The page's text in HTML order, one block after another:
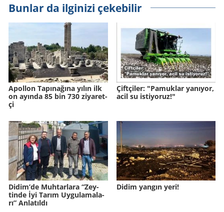
Bunlar da ilginizi çekebilir
Apol­lon Ta­pı­na­ğına yılın ilk
on ayın­da 85 bin 730 zi­ya­ret­
çi
Çift­çi­ler: "Pa­muk­lar ya­nı­yor,
acil su is­ti­yo­ruz!"
Didim’de Muh­tar­la­ra “Zey­
tin­de İyi Tarım Uy­gu­la­ma­la­
rı” An­la­tıl­dı
Didim yangın yeri!